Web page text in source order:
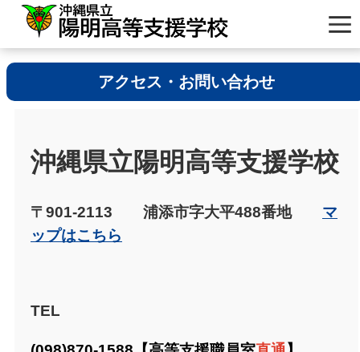
アクセス・お問い合わせ
沖縄県立陽明高等支援学校
〒901-2113 浦添市字大平488番地 マ
ップはこちら
TEL